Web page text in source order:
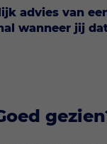
advies van
wanneer jij